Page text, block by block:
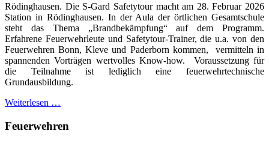
Rödinghausen. Die S-Gard Safetytour macht am 28. Februar 2026
Station in Rödinghausen. In der Aula der örtlichen Gesamtschule
steht das Thema „Brandbekämpfung“ auf dem Programm.
Erfahrene Feuerwehrleute und Safetytour-Trainer, die u.a. von den
Feuerwehren Bonn, Kleve und Paderborn kommen, vermitteln in
spannenden Vorträgen wertvolles Know-how. Voraussetzung für
die Teilnahme ist lediglich eine feuerwehrtechnische
Grundausbildung.
Weiterlesen …
Feuerwehren